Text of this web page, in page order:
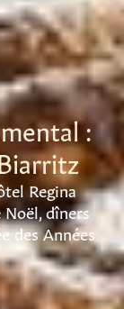
:
Regina
dîners
des Années